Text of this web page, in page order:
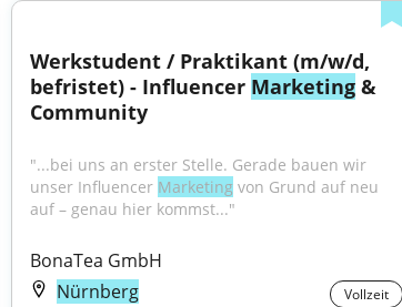
Werkstudent / Praktikant (m/w/d,
befristet) - Influencer Marketing &
Community
"...bei uns an erster Stelle. Gerade bauen wir
unser Influencer Marketing von Grund auf neu
auf – genau hier kommst..."
BonaTea GmbH
Nürnberg
Vollzeit